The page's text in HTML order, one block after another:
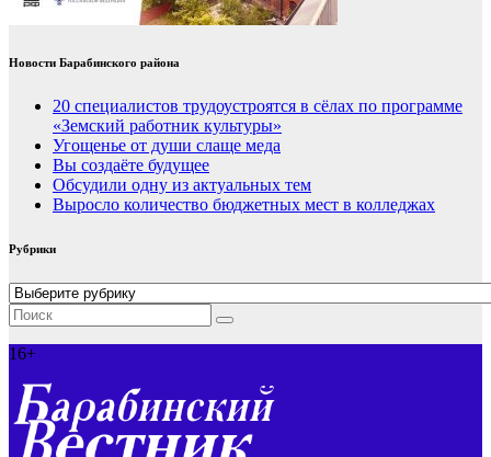
Новости Барабинского района
20 специалистов трудоустроятся в сёлах по программе
«Земский работник культуры»
Угощенье от души слаще меда
Вы создаёте будущее
Обсудили одну из актуальных тем
Выросло количество бюджетных мест в колледжах
Рубрики
Рубрики
16+